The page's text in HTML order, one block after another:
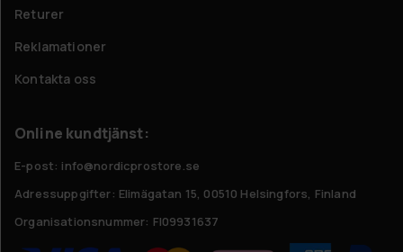
Returer
Reklamationer
Kontakta oss
Online kundtjänst:
E-post: info@nordicprostore.se
Adressuppgifter: Elimägatan 15, 00510 Helsingfors, Finland
Organisationsnummer: FI09931637